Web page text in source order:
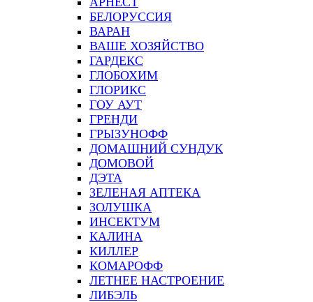
БЕЛОРУССИЯ
ВАРАН
ВАШЕ ХОЗЯЙСТВО
ГАРДЕКС
ГЛОБОХИМ
ГЛОРИКС
ГОУ АУТ
ГРЕНДИ
ГРЫЗУНОФФ
ДОМАШНИЙ СУНДУК
ДОМОВОЙ
ДЭТА
ЗЕЛЕНАЯ АПТЕКА
ЗОЛУШКА
ИНСЕКТУМ
КАЛИНА
КИЛЛЕР
КОМАРОФФ
ЛЕТНЕЕ НАСТРОЕНИЕ
ЛИБЭЛЬ